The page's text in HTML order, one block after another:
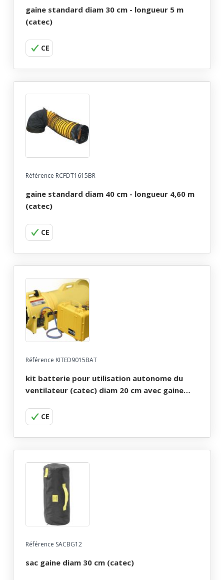
gaine standard diam 30 cm - longueur 5 m
(catec)
CE
Référence RCFDT1615BR
gaine standard diam 40 cm - longueur 4,60 m
(catec)
CE
Référence KITED9015BAT
kit batterie pour utilisation autonome du
ventilateur (catec) diam 20 cm avec gaine
CE
Référence SACBG12
sac gaine diam 30 cm (catec)